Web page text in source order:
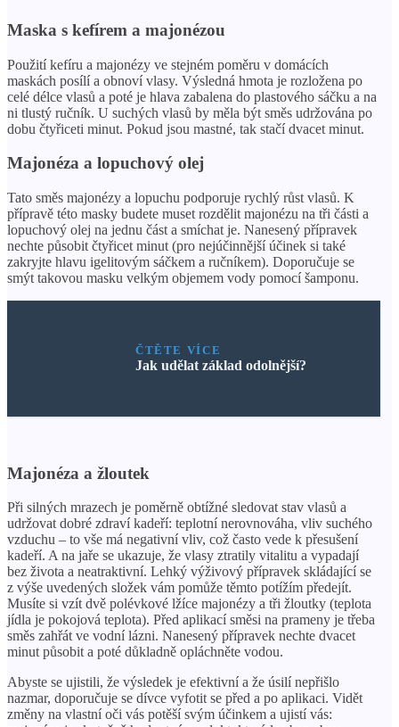
Maska s kefírem a majonézou
Použití kefíru a majonézy ve stejném poměru v domácích
maskách posílí a obnoví vlasy. Výsledná hmota je rozložena po
celé délce vlasů a poté je hlava zabalena do plastového sáčku a na
ni tlustý ručník. U suchých vlasů by měla být směs udržována po
dobu čtyřiceti minut. Pokud jsou mastné, tak stačí dvacet minut.
Majonéza a lopuchový olej
Tato směs majonézy a lopuchu podporuje rychlý růst vlasů. K
přípravě této masky budete muset rozdělit majonézu na tři části a
lopuchový olej na jednu část a smíchat je. Nanesený přípravek
nechte působit čtyřicet minut (pro nejúčinnější účinek si také
zakryjte hlavu igelitovým sáčkem a ručníkem). Doporučuje se
smýt takovou masku velkým objemem vody pomocí šamponu.
ČTĚTE VÍCE
Jak udělat základ odolnější?
Majonéza a žloutek
Při silných mrazech je poměrně obtížné sledovat stav vlasů a
udržovat dobré zdraví kadeří: teplotní nerovnováha, vliv suchého
vzduchu – to vše má negativní vliv, což často vede k přesušení
kadeří. A na jaře se ukazuje, že vlasy ztratily vitalitu a vypadají
bez života a neatraktivní. Lehký výživový přípravek skládající se
z výše uvedených složek vám pomůže těmto potížím předejít.
Musíte si vzít dvě polévkové lžíce majonézy a tři žloutky (teplota
jídla je pokojová teplota). Před aplikací směsi na prameny je třeba
směs zahřát ve vodní lázni. Nanesený přípravek nechte dvacet
minut působit a poté důkladně opláchněte vodou.
Abyste se ujistili, že výsledek je efektivní a že úsilí nepřišlo
nazmar, doporučuje se dívce vyfotit se před a po aplikaci. Vidět
změny na vlastní oči vás potěší svým účinkem a ujistí vás: